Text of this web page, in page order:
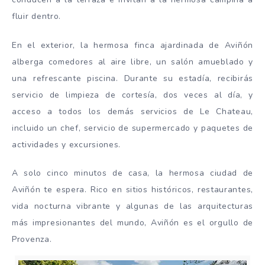
fluir dentro.
En el exterior, la hermosa finca ajardinada de Aviñón
alberga comedores al aire libre, un salón amueblado y
una refrescante piscina. Durante su estadía, recibirás
servicio de limpieza de cortesía, dos veces al día, y
acceso a todos los demás servicios de Le Chateau,
incluido un chef, servicio de supermercado y paquetes de
actividades y excursiones.
A solo cinco minutos de casa, la hermosa ciudad de
Aviñón te espera. Rico en sitios históricos, restaurantes,
vida nocturna vibrante y algunas de las arquitecturas
más impresionantes del mundo, Aviñón es el orgullo de
Provenza.